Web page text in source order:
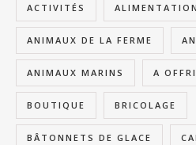
ACTIVITÉS ALIMENTATION
ANIMAUX DE LA FERME
ANIMAUX MARINS A
BOUTIQUE BRICOLAGE
BÂTONNETS DE GLACE